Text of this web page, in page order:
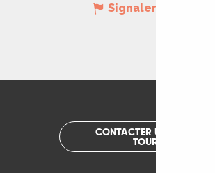
Signaler une erreur
CONTACTER UN OFFICE DE
TOURISME